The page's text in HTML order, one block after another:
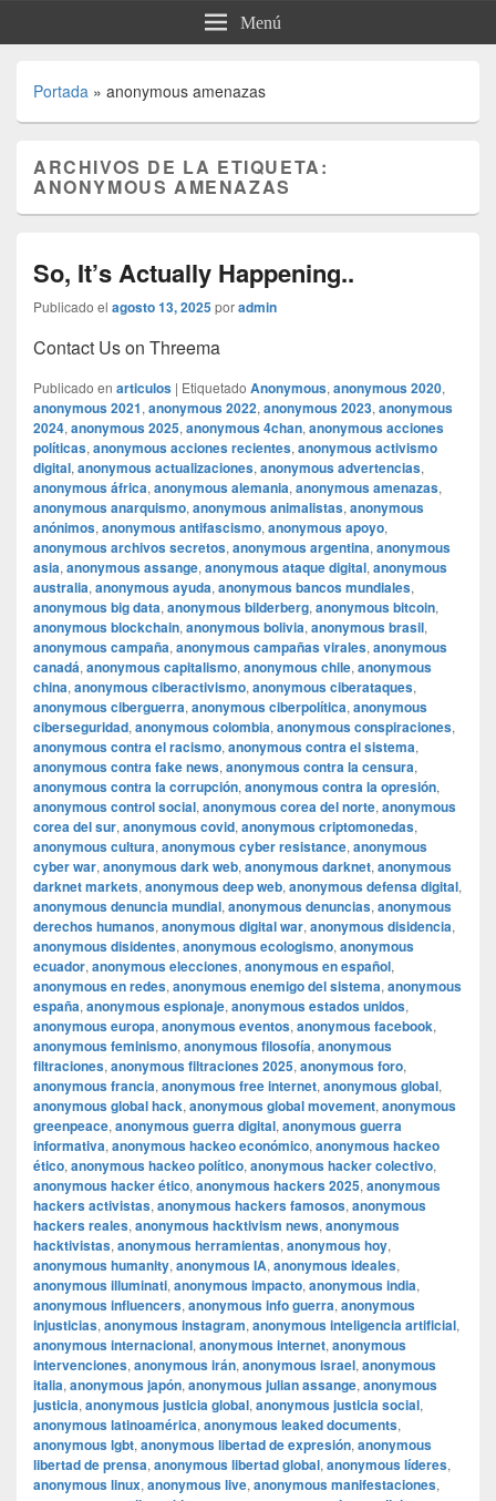
Menú
Portada » anonymous amenazas
ARCHIVOS DE LA ETIQUETA:
ANONYMOUS AMENAZAS
So, It’s Actually Happening..
Publicado el agosto 13, 2025poradmin
Contact Us on Threema
Publicado en articulos | Etiquetado Anonymous, anonymous 2020,
anonymous 2021, anonymous 2022, anonymous 2023, anonymous
2024, anonymous 2025, anonymous 4chan, anonymous acciones
políticas, anonymous acciones recientes, anonymous activismo
digital, anonymous actualizaciones, anonymous advertencias,
anonymous áfrica, anonymous alemania, anonymous amenazas,
anonymous anarquismo, anonymous animalistas, anonymous
anónimos, anonymous antifascismo, anonymous apoyo,
anonymous archivos secretos, anonymous argentina, anonymous
asia, anonymous assange, anonymous ataque digital, anonymous
australia, anonymous ayuda, anonymous bancos mundiales,
anonymous big data, anonymous bilderberg, anonymous bitcoin,
anonymous blockchain, anonymous bolivia, anonymous brasil,
anonymous campaña, anonymous campañas virales, anonymous
canadá, anonymous capitalismo, anonymous chile, anonymous
china, anonymous ciberactivismo, anonymous ciberataques,
anonymous ciberguerra, anonymous ciberpolítica, anonymous
ciberseguridad, anonymous colombia, anonymous conspiraciones,
anonymous contra el racismo, anonymous contra el sistema,
anonymous contra fake news, anonymous contra la censura,
anonymous contra la corrupción, anonymous contra la opresión,
anonymous control social, anonymous corea del norte, anonymous
corea del sur, anonymous covid, anonymous criptomonedas,
anonymous cultura, anonymous cyber resistance, anonymous
cyber war, anonymous dark web, anonymous darknet, anonymous
darknet markets, anonymous deep web, anonymous defensa digital,
anonymous denuncia mundial, anonymous denuncias, anonymous
derechos humanos, anonymous digital war, anonymous disidencia,
anonymous disidentes, anonymous ecologismo, anonymous
ecuador, anonymous elecciones, anonymous en español,
anonymous en redes, anonymous enemigo del sistema, anonymous
españa, anonymous espionaje, anonymous estados unidos,
anonymous europa, anonymous eventos, anonymous facebook,
anonymous feminismo, anonymous filosofía, anonymous
filtraciones, anonymous filtraciones 2025, anonymous foro,
anonymous francia, anonymous free internet, anonymous global,
anonymous global hack, anonymous global movement, anonymous
greenpeace, anonymous guerra digital, anonymous guerra
informativa, anonymous hackeo económico, anonymous hackeo
ético, anonymous hackeo político, anonymous hacker colectivo,
anonymous hacker ético, anonymous hackers 2025, anonymous
hackers activistas, anonymous hackers famosos, anonymous
hackers reales, anonymous hacktivism news, anonymous
hacktivistas, anonymous herramientas, anonymous hoy,
anonymous humanity, anonymous IA, anonymous ideales,
anonymous illuminati, anonymous impacto, anonymous india,
anonymous influencers, anonymous info guerra, anonymous
injusticias, anonymous instagram, anonymous inteligencia artificial,
anonymous internacional, anonymous internet, anonymous
intervenciones, anonymous irán, anonymous israel, anonymous
italia, anonymous japón, anonymous julian assange, anonymous
justicia, anonymous justicia global, anonymous justicia social,
anonymous latinoamérica, anonymous leaked documents,
anonymous lgbt, anonymous libertad de expresión, anonymous
libertad de prensa, anonymous libertad global, anonymous líderes,
anonymous linux, anonymous live, anonymous manifestaciones,